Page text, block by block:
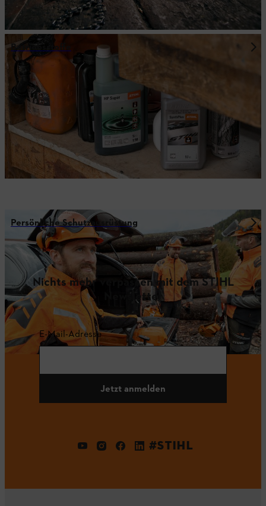
Betriebsstoffe
Persönliche Schutzausrüstung
Nichts mehr verpassen mit dem STIHL
Newsletter
E-Mail-Adresse
Jetzt anmelden
#STIHL